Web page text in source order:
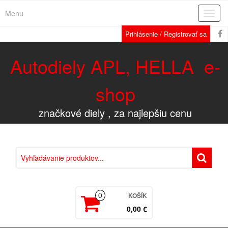
Menu
Prihlásenie / Registrovať sa
Autodiely APL, HELLA e-
shop
značkové diely , za najlepšiu cenu
0 KOŠÍK
0,00 €